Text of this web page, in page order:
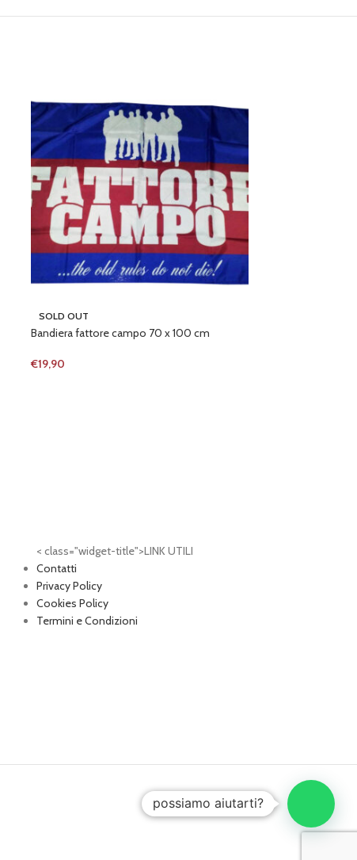
SOLD OUT
Bandiera fattore campo 70 x 100 cm
€19,90
< class="widget-title">LINK UTILI
Contatti
Privacy Policy
Cookies Policy
Termini e Condizioni
possiamo aiutarti?